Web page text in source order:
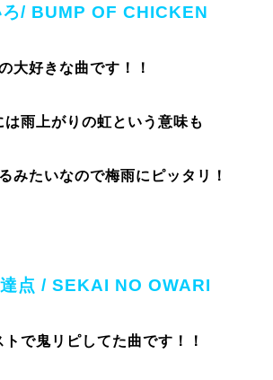
/ BUMP OF CHICKEN
大好きな曲です！！
は雨上がりの虹という意味も
みたいなので梅雨にピッタリ！
点 /SEKAI NO OWARI
トで鬼リピしてた曲です！！